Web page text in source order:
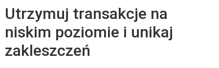
Utrzymuj transakcje na
niskim poziomie i unikaj
zakleszczeń